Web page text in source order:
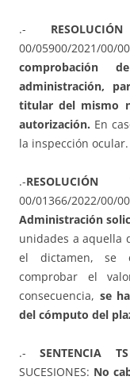
.-
00/05900/2021/00/
administración,
titular del mismo
autorización. En
la inspección ocular.
.-
00/01366/2022/00/
Administración
unidades a aquella
el dictamen, se
comprobar el
consecuencia, se
del cómputo del
.-SENTENCIA
SUCESIONES: No